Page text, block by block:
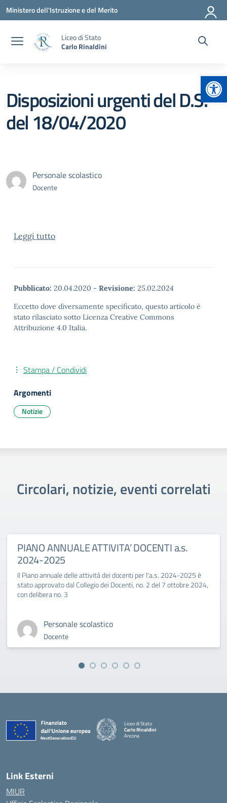
Vai ai contenuti
Vai al menu di navigazione
Vai al footer
Ministero dell'Istruzione e del Merito
Liceo di Stato
Carlo Rinaldini
Disposizioni urgenti del D.S.
del 18/04/2020
Personale scolastico
Docente
Leggi tutto
Pubblicato: 20.04.2020 - Revisione: 25.02.2024
Eccetto dove diversamente specificato, questo articolo è
stato rilasciato sotto Licenza Creative Commons
Attribuzione 4.0 Italia.
Stampa / Condividi
Argomenti
Notizie
Circolari, notizie, eventi correlati
PIANO ANNUALE ATTIVITA’ DOCENTI a.s.
2024-2025
Il Piano annuale delle attività dei docenti per l'a.s. 2024-2025 è
stato approvato dal Collegio dei Docenti, no. 2 del 7 ottobre 2024,
con delibera no. 3
Personale scolastico
Docente
Liceo di Stato
Carlo Rinaldini
Ancona
Link Esterni
MIUR